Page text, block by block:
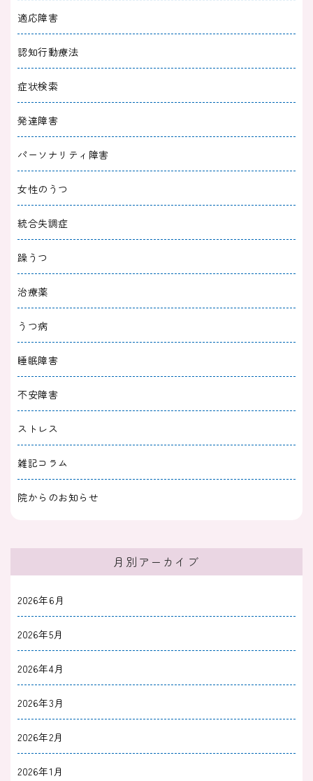
2024/04/18
双極性障害の話し方の特徴｜診断テストと接し
方のポイントを紹介
2024/01/31
双極性障害の人は知能が高いってホント？頭が
2023/11/29
躁状態を落ち着かせる方法３選｜ずっと躁状態
で困るときの対処法を解説
2023/10/25
双極性障害「混合状態」がイライラして辛い！
過ごし方について解説
2023/10/01
双極性障害は薬を飲まないとどうなるのか｜躁
鬱（躁うつ）と付き合うポイント
2023/09/18
双極性障害をもつ友人や家族が攻撃的で困って
いる方へ～対処法と体験談を紹介します～
気分の浮き沈みが激しいとしんどい｜双極性障
害とうつとの違い
躁鬱（躁うつ）の周期はどのくらい？切り替わ
りのきっかけと短いときの対策
適応障害
認知行動療法
症状検索
発達障害
パーソナリティ障害
女性のうつ
統合失調症
躁うつ
治療薬
うつ病
睡眠障害
不安障害
ストレス
雑記コラム
院からのお知らせ
月別アーカイブ
2026年6月
2026年5月
2026年4月
2026年3月
2026年2月
2026年1月